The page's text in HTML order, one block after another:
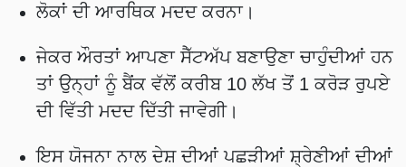
ਲੋਕਾਂ ਦੀ ਆਰਥਿਕ ਮਦਦ ਕਰਨਾ।
ਜੇਕਰ ਔਰਤਾਂ ਆਪਣਾ ਸੈੱਟਅੱਪ ਬਣਾਉਣਾ ਚਾਹੁੰਦੀਆਂ ਹਨ
ਤਾਂ ਉਨ੍ਹਾਂ ਨੂੰ ਬੈਂਕ ਵੱਲੋਂ ਕਰੀਬ 10 ਲੱਖ ਤੋਂ 1 ਕਰੋੜ ਰੁਪਏ
ਦੀ ਵਿੱਤੀ ਮਦਦ ਦਿੱਤੀ ਜਾਵੇਗੀ।
ਇਸ ਯੋਜਨਾ ਨਾਲ ਦੇਸ਼ ਦੀਆਂ ਪਛੜੀਆਂ ਸ਼੍ਰੇਣੀਆਂ ਦੀਆਂ